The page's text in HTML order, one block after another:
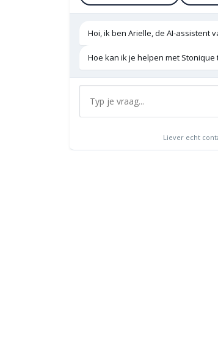
Hoi, ik ben Arielle, de AI-assistent
Hoe kan ik je helpen met Stonique
Liever echt